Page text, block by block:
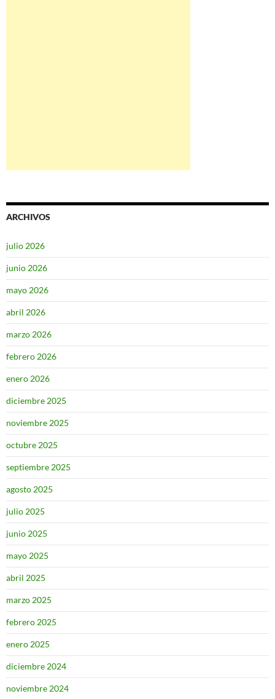
ARCHIVOS
julio 2026
junio 2026
mayo 2026
abril 2026
marzo 2026
febrero 2026
enero 2026
diciembre 2025
noviembre 2025
octubre 2025
septiembre 2025
agosto 2025
julio 2025
junio 2025
mayo 2025
abril 2025
marzo 2025
febrero 2025
enero 2025
diciembre 2024
noviembre 2024